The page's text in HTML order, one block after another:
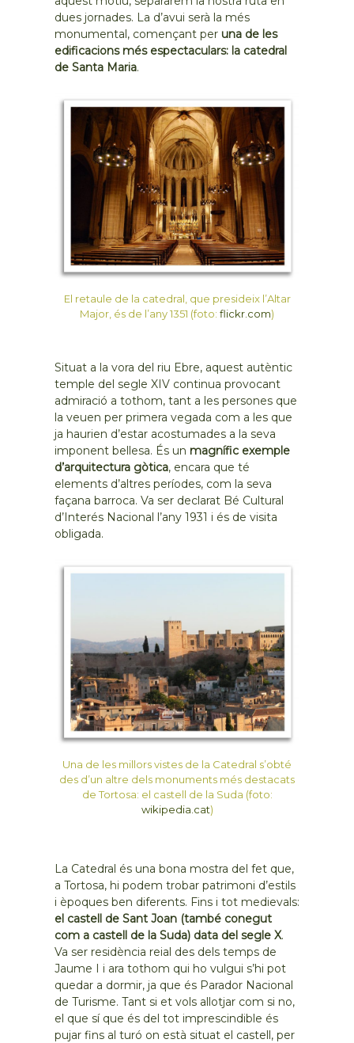
dues jornades. La d’avui serà la més
monumental, començant per una de les
edificacions més espectaculars: la catedral
de Santa Maria.
El retaule de la catedral, que presideix l’Altar
Major, és de l’any 1351 (foto: flickr.com)
Situat a la vora del riu Ebre, aquest autèntic
temple del segle XIV continua provocant
admiració a tothom, tant a les persones que
la veuen per primera vegada com a les que
ja haurien d’estar acostumades a la seva
imponent bellesa. És un magnífic exemple
d’arquitectura gòtica, encara que té
elements d’altres períodes, com la seva
façana barroca. Va ser declarat Bé Cultural
d’Interés Nacional l’any 1931 i és de visita
obligada.
Una de les millors vistes de la Catedral s’obté
des d’un altre dels monuments més destacats
de Tortosa: el castell de la Suda (foto:
wikipedia.cat)
La Catedral és una bona mostra del fet que,
a Tortosa, hi podem trobar patrimoni d’estils
i èpoques ben diferents. Fins i tot medievals:
el castell de Sant Joan (també conegut
com a castell de la Suda) data del segle X.
Va ser residència reial des dels temps de
Jaume I i ara tothom qui ho vulgui s’hi pot
quedar a dormir, ja que és Parador Nacional
de Turisme. Tant si et vols allotjar com si no,
el que sí que és del tot imprescindible és
pujar fins al turó on està situat el castell, per